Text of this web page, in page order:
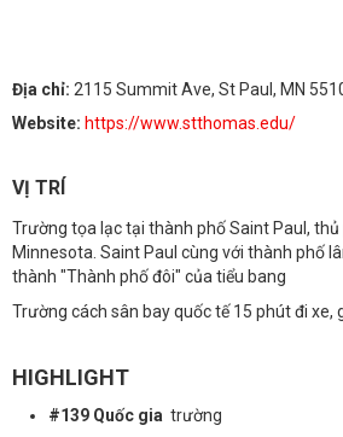
Địa chỉ: 2115 Summit Ave, St Paul, MN
Website: https://www.stthomas.edu/
VỊ TRÍ
Trường tọa lạc tại thành phố Saint Paul,
Minnesota. Saint Paul cùng với thành phố
thành "Thành phố đôi" của tiểu bang
Trường cách sân bay quốc tế 15 phút đi xe,
HIGHLIGHT
#139 Quốc gia trường